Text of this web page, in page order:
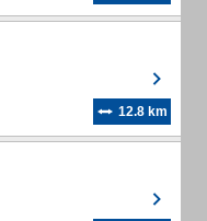
12.8 km